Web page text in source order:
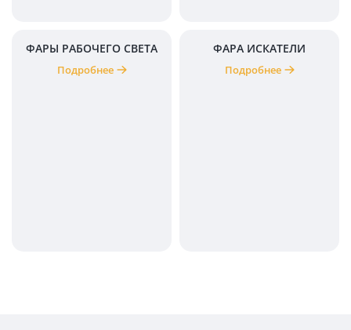
ФАРЫ РАБОЧЕГО СВЕТА
Подробнее
ФАРА ИСКАТЕЛИ
Подробнее